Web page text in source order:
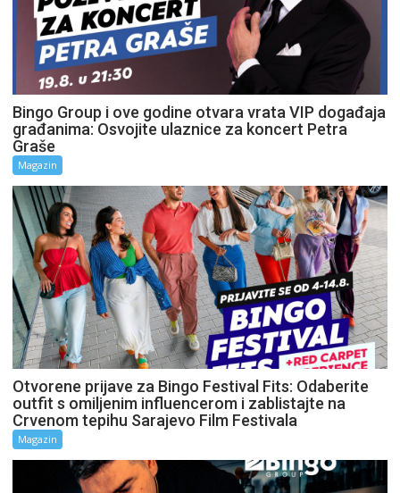
Bingo Group i ove godine otvara vrata VIP događaja
građanima: Osvojite ulaznice za koncert Petra
Graše
Magazin
Otvorene prijave za Bingo Festival Fits: Odaberite
outfit s omiljenim influencerom i zablistajte na
Crvenom tepihu Sarajevo Film Festivala
Magazin